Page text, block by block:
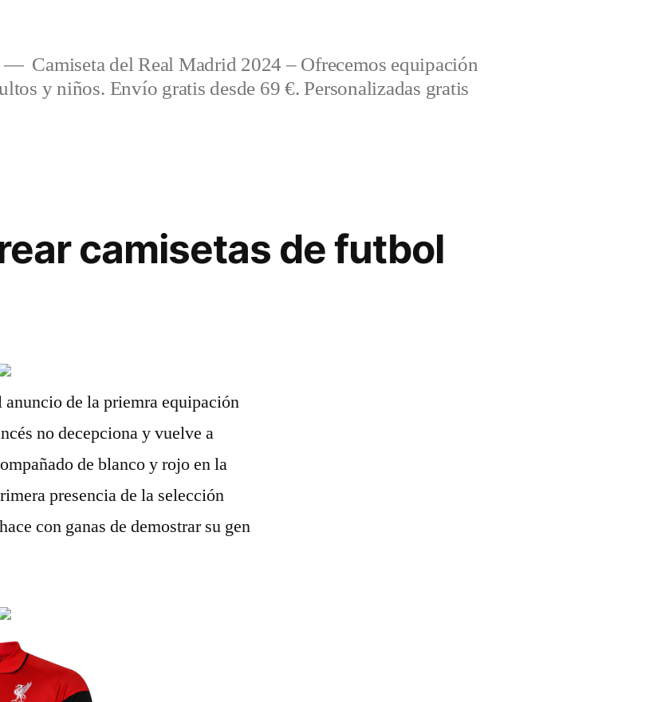
Camiseta del Real Madrid 2024 – Ofrecemos equipación
y niños. Envío gratis desde 69 €. Personalizadas gratis
camisetas de futbol
anuncio de la priemra equipación
no decepciona y vuelve a
de blanco y rojo en la
presencia de la selección
con ganas de demostrar su gen